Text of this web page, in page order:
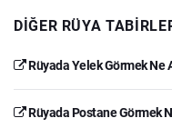
DIĞER RÜYA
Rüyada Yelek Görmek Ne
Rüyada Postane Görmek